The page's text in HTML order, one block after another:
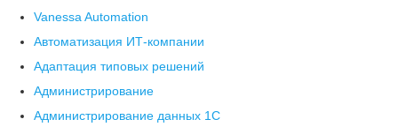
Vanessa Automation
Автоматизация ИТ-компании
Адаптация типовых решений
Администрирование
Администрирование данных 1С